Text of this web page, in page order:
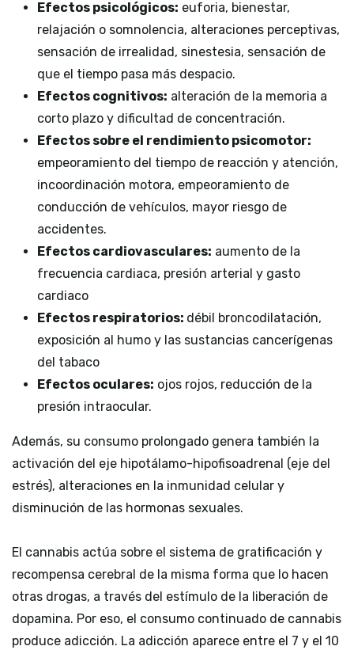
Efectos psicológicos: euforia, bienestar,
relajación o somnolencia, alteraciones perceptivas,
sensación de irrealidad, sinestesia, sensación de
que el tiempo pasa más despacio.
Efectos cognitivos: alteración de la memoria a
corto plazo y dificultad de concentración.
Efectos sobre el rendimiento psicomotor:
empeoramiento del tiempo de reacción y atención,
incoordinación motora, empeoramiento de
conducción de vehículos, mayor riesgo de
accidentes.
Efectos cardiovasculares: aumento de la
frecuencia cardiaca, presión arterial y gasto
cardiaco
Efectos respiratorios: débil broncodilatación,
exposición al humo y las sustancias cancerígenas
del tabaco
Efectos oculares: ojos rojos, reducción de la
presión intraocular.
Además, su consumo prolongado genera también la
activación del eje hipotálamo-hipofisoadrenal (eje del
estrés), alteraciones en la inmunidad celular y
disminución de las hormonas sexuales.
El cannabis actúa sobre el sistema de gratificación y
recompensa cerebral de la misma forma que lo hacen
otras drogas, a través del estímulo de la liberación de
dopamina. Por eso, el consumo continuado de cannabis
produce adicción. La adicción aparece entre el 7 y el 10